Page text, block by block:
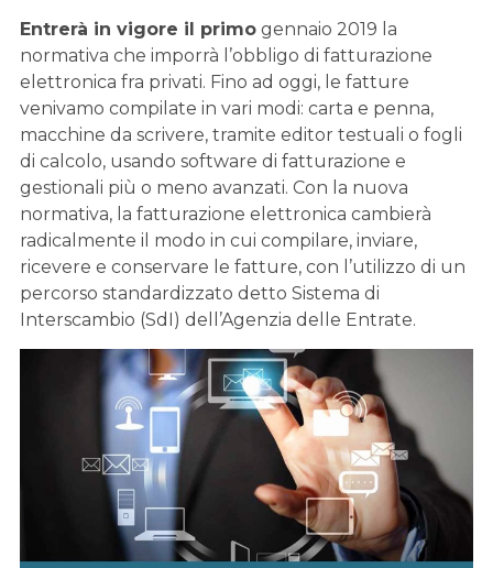
Entrerà in vigore il primogennaio 2019 la
normativa che imporrà l’obbligo di fatturazione
elettronica fra privati. Fino ad oggi, le fatture
venivamo compilate in vari modi: carta e penna,
macchine da scrivere, tramite editor testuali o fogli
di calcolo, usando software di fatturazione e
gestionali più o meno avanzati. Con la nuova
normativa, la fatturazione elettronica cambierà
radicalmente il modo in cui compilare, inviare,
ricevere e conservare le fatture, con l’utilizzo di un
percorso standardizzato detto Sistema di
Interscambio (SdI) dell’Agenzia delle Entrate.